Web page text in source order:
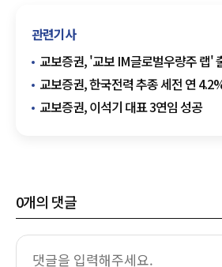
관련기사
교보증권, '교보 IM글로벌우량주 랩'
교보증권, 한국전력 추종 세전 연
교보증권, 이석기 대표 3연임 성공
0개의 댓글